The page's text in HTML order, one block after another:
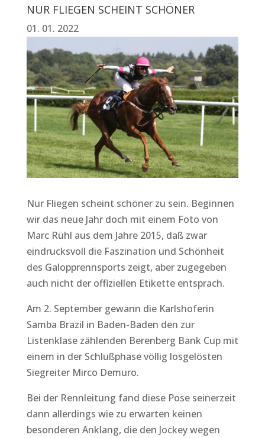
NUR FLIEGEN SCHEINT SCHÖNER
01. 01. 2022
Nur Fliegen scheint schöner zu sein. Beginnen
wir das neue Jahr doch mit einem Foto von
Marc Rühl aus dem Jahre 2015, daß zwar
eindrucksvoll die Faszination und Schönheit
des Galopprennsports zeigt, aber zugegeben
auch nicht der offiziellen Etikette entsprach.
Am 2. September gewann die Karlshoferin
Samba Brazil in Baden-Baden den zur
Listenklase zählenden Berenberg Bank Cup mit
einem in der Schlußphase völlig losgelösten
Siegreiter Mirco Demuro.
Bei der Rennleitung fand diese Pose seinerzeit
dann allerdings wie zu erwarten keinen
besonderen Anklang, die den Jockey wegen